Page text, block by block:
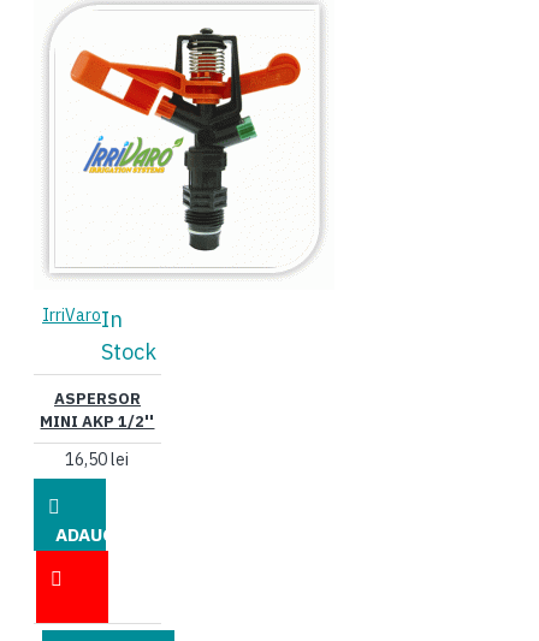
IrriVaroIn
Stock
ASPERSOR
MINI AKP 1/2''
16,50 lei
ADAUGĂ